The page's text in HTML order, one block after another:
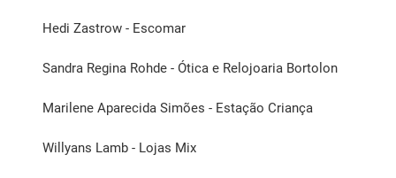
Hedi Zastrow - Escomar
Sandra Regina Rohde - Ótica e Relojoaria Bortolon
Marilene Aparecida Simões - Estação Criança
Willyans Lamb - Lojas Mix